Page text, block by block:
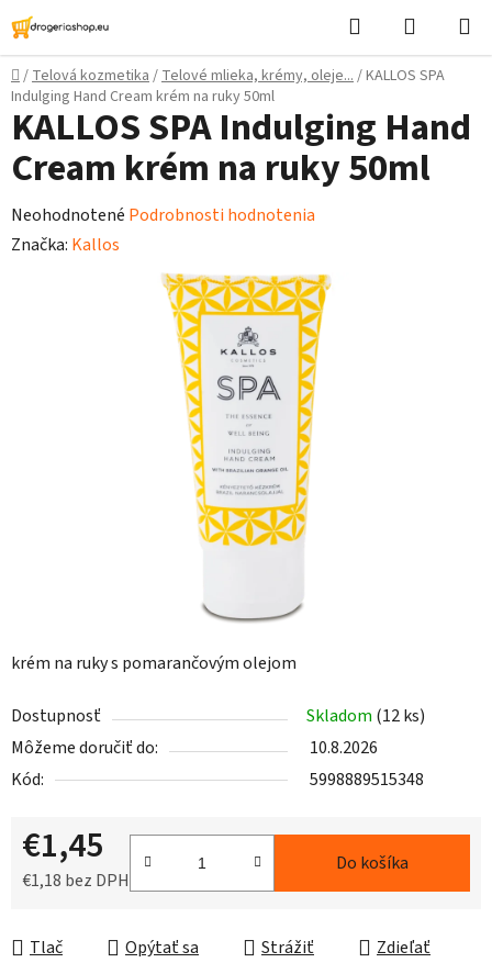
Prejsť
na
obsah
Hľadať
košík
Domov
/Telová kozmetika/Telové mlieka, krémy, oleje.../KALLOS SPA
Indulging Hand Cream krém na ruky 50ml
krém na ruky s pomarančovým olejom
Dostupnosť Skladom (12 ks)
Môžeme doručiť do:
10.8.2026
Kód:
5998889515348
€1,45
€1,18 bez DPH
Do košíka
Tlač Opýtať sa Strážiť Zdieľať
KALLOS SPA Indulging Hand
Cream krém na ruky 50ml
Priemerné
hodnotenie
Neohodnotené Podrobnosti hodnotenia
Značka: Kallos